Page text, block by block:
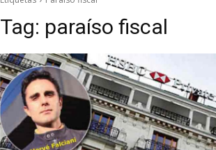
Tag: paraíso fiscal